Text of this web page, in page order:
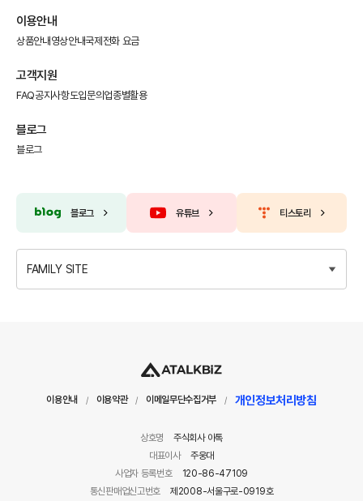
이용안내
상품안내 영상안내국제전화 요금
고객지원
FAQ공지사항도입문의 업종별활용
블로그
블로그
블로그 유튜브 티스토리
FAMILY SITE
이용안내 / 이용약관 / 이메일무단수집거부 / 개인정보처리방침
상호명
주식회사 아톡
대표이사
주웅대
사업자 등록번호
120-86-47109
통신판매업신고번호
제2008-서울구로-0919호